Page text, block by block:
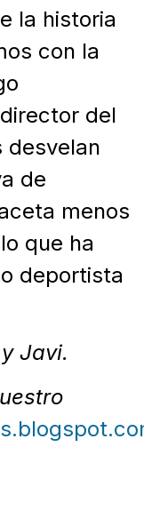
la historia
con la
del
desvelan
de
menos
que ha
deportista
Javi.